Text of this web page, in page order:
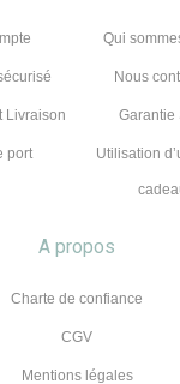
Livraison
port
Qui
Nous
Garantie
Utilisation
A propos
Charte de confiance
CGV
Mentions légales